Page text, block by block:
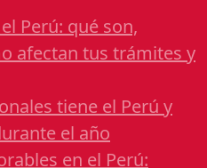
Perú: qué son,
afectan tus trámites y
tiene el Perú y
el año
en el Perú: